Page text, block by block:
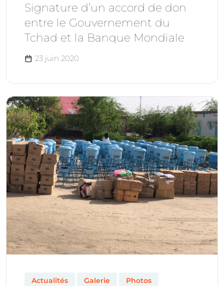
Signature d’un accord de don
entre le Gouvernement du
Tchad et la Banque Mondiale
23 juin 2020
Actualités Galerie Photos